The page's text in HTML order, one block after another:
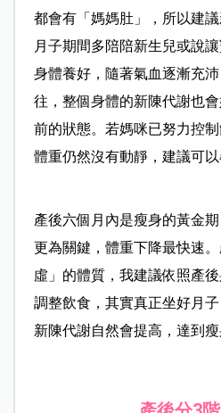
都會有「媽媽肚」，所以建
月子期間多陪陪新生兒或說
身體養好，隨著氣血逐漸充
往，整個身體的新陳代謝也
前的狀態。若媽咪已努力控
體重仍然沒有動靜，建議可以
產後六個月內是瘦身的黃金
更為關鍵，體重下降最快速
虛」的體質，我建議依照產
調整飲食，其實真正坐好月
新陳代謝自然會提高，達到瘦